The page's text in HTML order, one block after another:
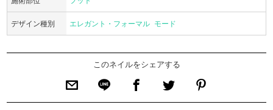
デザイン種別 エレガント・フォーマル モード
このネイルをシェアする